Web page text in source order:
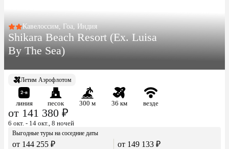
Кавелоссим, Гоа, Индия
Shikara Beach Resort (Ex. Luisa
By The Sea)
Летим Аэрофлотом
линия песок 300 м 36 км везде
от 141 380 ₽
6 окт. - 14 окт., 8 ночей
Выгодные туры на соседние даты
от 144 255 ₽ от 149 133 ₽